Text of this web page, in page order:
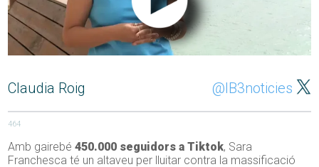
Claudia Roig @IB3noticies
464
Amb gairebé450.000 seguidors a Tiktok, Sara
Franchesca té un altaveu per lluitar contra la massificació